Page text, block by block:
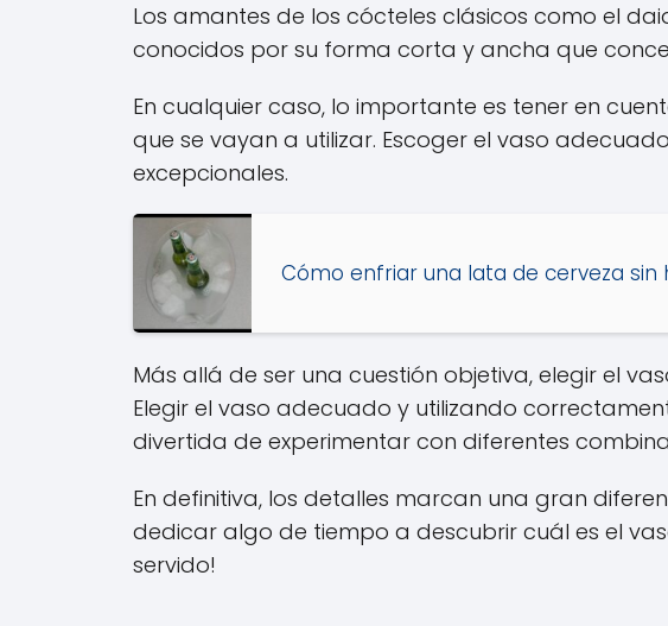
Los amantes de los cócteles clásicos como el
conocidos por su forma corta y ancha que
En cualquier caso, lo importante es tener en
que se vayan a utilizar. Escoger el vaso
excepcionales.
Cómo enfriar una lata de cerveza sin
Más allá de ser una cuestión objetiva, elegir el
Elegir el vaso adecuado y utilizando
divertida de experimentar con diferentes
En definitiva, los detalles marcan una gran
dedicar algo de tiempo a descubrir cuál es el
servido!